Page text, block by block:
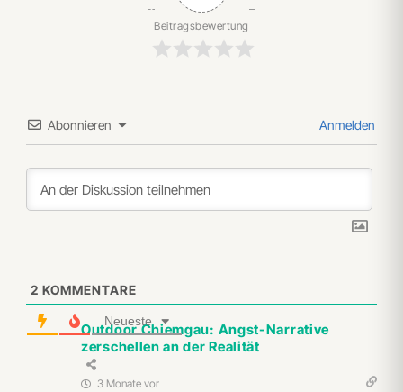
Beitragsbewertung
Abonnieren Anmelden
2 KOMMENTARE
Neueste
Outdoor Chiemgau: Angst-Narrative
zerschellen an der Realität
3 Monate vor